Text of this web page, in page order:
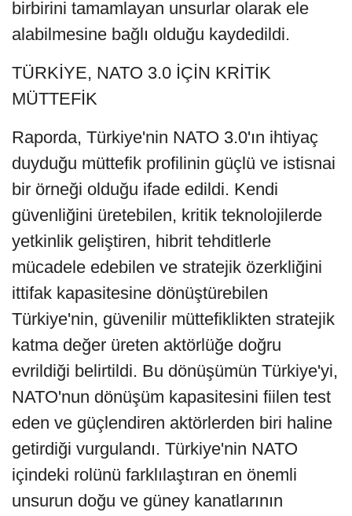
birbirini tamamlayan unsurlar olarak ele
alabilmesine bağlı olduğu kaydedildi.
TÜRKİYE, NATO 3.0 İÇİN KRİTİK
MÜTTEFİK
Raporda, Türkiye'nin NATO 3.0'ın ihtiyaç
duyduğu müttefik profilinin güçlü ve istisnai
bir örneği olduğu ifade edildi. Kendi
güvenliğini üretebilen, kritik teknolojilerde
yetkinlik geliştiren, hibrit tehditlerle
mücadele edebilen ve stratejik özerkliğini
ittifak kapasitesine dönüştürebilen
Türkiye'nin, güvenilir müttefiklikten stratejik
katma değer üreten aktörlüğe doğru
evrildiği belirtildi. Bu dönüşümün Türkiye'yi,
NATO'nun dönüşüm kapasitesini fiilen test
eden ve güçlendiren aktörlerden biri haline
getirdiği vurgulandı. Türkiye'nin NATO
içindeki rolünü farklılaştıran en önemli
unsurun doğu ve güney kanatlarının